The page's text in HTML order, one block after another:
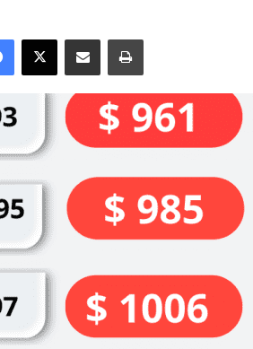
Facebook
X Enviar vía email Imprimir